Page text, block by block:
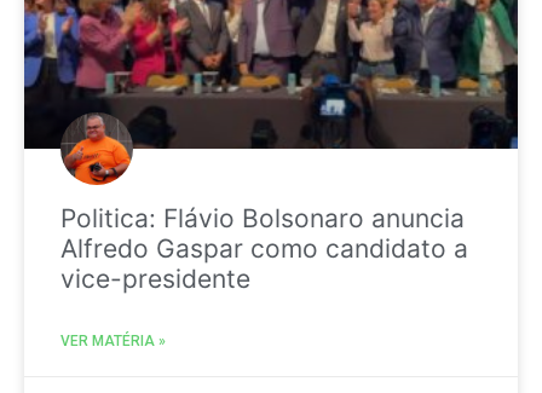
Politica: Flávio Bolsonaro anuncia
Alfredo Gaspar como candidato a
vice-presidente
VER MATÉRIA »